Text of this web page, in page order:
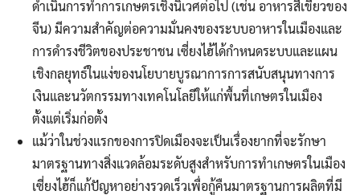
ดำเนินการทำการเกษตรเชิงนิเวศต่อไป (เช่น อาหารสีเขียวของ
จีน) มีความสำคัญต่อความมั่นคงของระบบอาหารในเมืองและ
การดำรงชีวิตของประชาชน เซี่ยงไฮ้ได้กำหนดระบบและแผน
เชิงกลยุทธ์ในแง่ของนโยบายบูรณาการการสนับสนุนทางการ
เงินและนวัตกรรมทางเทคโนโลยีให้แก่พื้นที่เกษตรในเมือง
ตั้งแต่เริ่มก่อตั้ง
แม้ว่าในช่วงแรกของการปิดเมืองจะเป็นเรื่องยากที่จะรักษา
มาตรฐานทางสิ่งแวดล้อมระดับสูงสำหรับการทำเกษตรในเมือง
เซี่ยงไฮ้ก็แก้ปัญหาอย่างรวดเร็วเพื่อกู้คืนมาตรฐานการผลิตที่มี